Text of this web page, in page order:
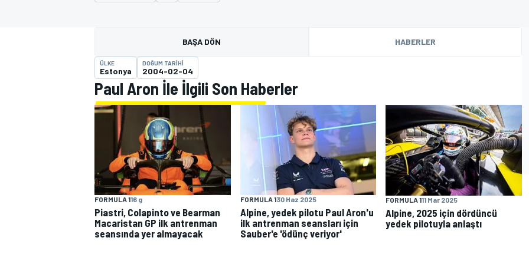
WORLD SUPERBIKE
BAŞA DÖN HABERLER
ÜLKE
Estonya
DOĞUM TARIHI
2004-02-04
Paul Aron İle İlgili Son Haberler
FORMULA 116 g
Piastri, Colapinto ve Bearman
Macaristan GP ilk antrenman
seansında yer almayacak
FORMULA 130 Haz 2025
Alpine, yedek pilotu Paul Aron'u
ilk antrenman seansları için
Sauber'e 'ödünç veriyor'
FORMULA 111 Mar 2025
Alpine, 2025 için dördüncü
yedek pilotuyla anlaştı